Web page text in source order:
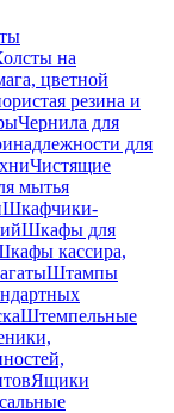
на
цветной
резина и
Чернила для
для
Чистящие
мытья
Шкафчики-
Шкафы для
кассира,
Штампы
Штемпельные
Ящики